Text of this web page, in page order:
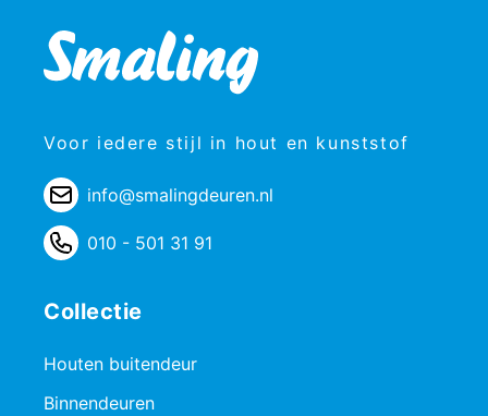
Voor iedere stijl in hout en kunststof
info@smalingdeuren.nl
010 - 501 31 91
Collectie
Houten buitendeur
Binnendeuren